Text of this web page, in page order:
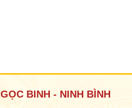
đ
BINH - NINH BÌNH